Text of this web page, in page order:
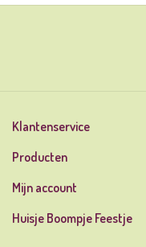
Klantenservice
Producten
Mijn account
Huisje Boompje Feestje